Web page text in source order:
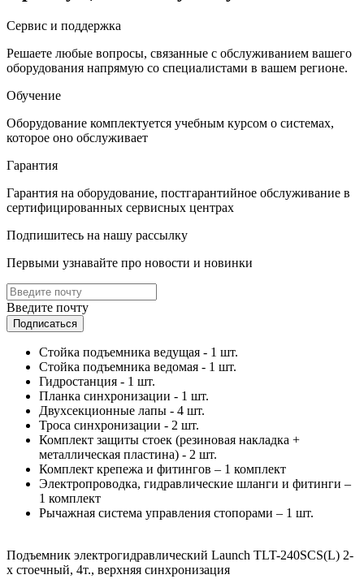
Сервис и поддержка
Решаете любые вопросы, связанные с обслуживанием вашего
оборудования напрямую со специалистами в вашем регионе.
Обучение
Оборудование комплектуется учебным курсом о системах,
которое оно обслуживает
Гарантия
Гарантия на оборудование, постгарантийное обслуживание в
сертифицированных сервисных центрах
Подпишитесь на нашу рассылку
Первыми узнавайте про новости и новинки
Введите почту
Подписаться
Стойка подъемника ведущая - 1 шт.
Стойка подъемника ведомая - 1 шт.
Гидростанция - 1 шт.
Планка синхронизации - 1 шт.
Двухсекционные лапы - 4 шт.
Троса синхронизации - 2 шт.
Комплект защиты стоек (резиновая накладка +
металлическая пластина) - 2 шт.
Комплект крепежа и фитингов – 1 комплект
Электропроводка, гидравлические шланги и фитинги –
1 комплект
Рычажная система управления стопорами – 1 шт.
Подъемник электрогидравлический Launch TLT-240SCS(L) 2-
х стоечный, 4т., верхняя синхронизация